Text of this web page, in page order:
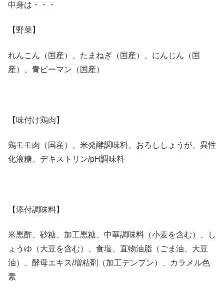
中身は・・・
【野菜】
れんこん（国産）、たまねぎ（国産）、にんじん（国
産）、青ピーマン（国産）
【味付け鶏肉】
鶏モモ肉（国産）、米発酵調味料、おろししょうが、異性
化液糖、デキストリン/pH調味料
【添付調味料】
米黒酢、砂糖、加工黒糖、中華調味料（小麦を含む）、し
ょうゆ（大豆を含む）、食塩、直物油脂（ごま油、大豆
油）、酵母エキス/増粘剤（加工デンプン）、カラメル色
素